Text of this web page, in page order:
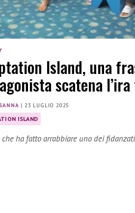
Island, una
scatena
|23 LUGLIO 2025
ISLAND
che ha fatto arrabbiare uno dei fidanzati